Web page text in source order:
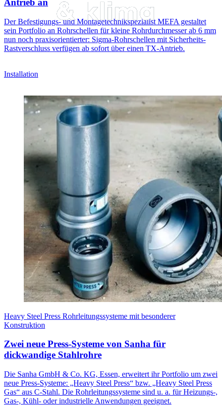
Antrieb an
Der Befestigungs- und Montagetechnikspezialist MEFA gestaltet
sein Portfolio an Rohrschellen für kleine Rohrdurchmesser ab 6 mm
nun noch praxisorientierter: Sigma-Rohrschellen mit Sicherheits-
Rastverschluss verfügen ab sofort über einen TX-Antrieb.
Installation
Heavy Steel Press Rohrleitungssysteme mit besonderer
Konstruktion
Zwei neue Press-Systeme von Sanha für
dickwandige Stahlrohre
Die Sanha GmbH & Co. KG, Essen, erweitert ihr Portfolio um zwei
neue Press-Systeme: „Heavy Steel Press“ bzw. „Heavy Steel Press
Gas“ aus C-Stahl. Die Rohrleitungssysteme sind u. a. für Heizungs-,
Gas-, Kühl- oder industrielle Anwendungen geeignet.